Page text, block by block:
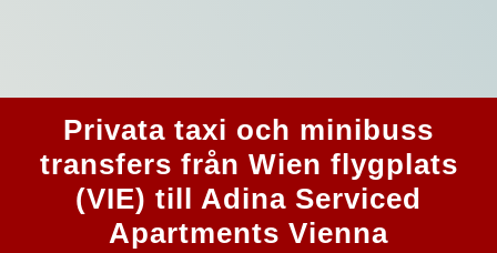
Privata taxi och minibuss
transfers från Wien flygplats
(VIE) till Adina Serviced
Apartments Vienna